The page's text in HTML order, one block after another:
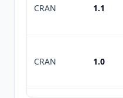
CRAN 1.1
CRAN 1.0